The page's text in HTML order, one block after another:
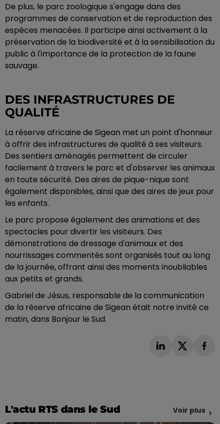
De plus, le parc zoologique s'engage dans des
programmes de conservation et de reproduction des
espèces menacées. Il participe ainsi activement à la
préservation de la biodiversité et à la sensibilisation du
public à l'importance de la protection de la faune
sauvage.
DES INFRASTRUCTURES DE
QUALITÉ
La réserve africaine de Sigean met un point d'honneur
à offrir des infrastructures de qualité à ses visiteurs.
Des sentiers aménagés permettent de circuler
facilement à travers le parc et d'observer les animaux
en toute sécurité. Des aires de pique-nique sont
également disponibles, ainsi que des aires de jeux pour
les enfants.
Le parc propose également des animations et des
spectacles pour divertir les visiteurs. Des
démonstrations de dressage d'animaux et des
nourrissages commentés sont organisés tout au long
de la journée, offrant ainsi des moments inoubliables
aux petits et grands.
Gabriel de Jésus, responsable de la communication
de la réserve africaine de Sigean était notre invité ce
matin, dans Bonjour le Sud.
L'actu RTS dans le Sud Voir plus